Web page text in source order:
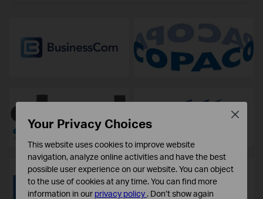
Your Privacy Choices
This website uses cookies to improve website
navigation, analyze online activities and have the best
possible user experience on our website. You can object
to the use of cookies at any time. You can find more
information in our privacy policy . Don’t show again
Close